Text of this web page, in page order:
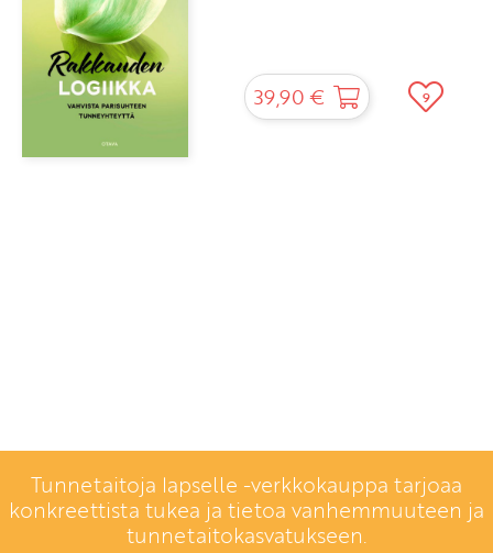
39,90 € 9
Tunnetaitoja lapselle -verkkokauppa tarjoaa
konkreettista tukea ja tietoa vanhemmuuteen ja
tunnetaitokasvatukseen.